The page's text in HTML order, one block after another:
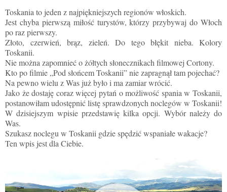
Toskania to jeden z najpiękniejszych regionów włoskich.
Jest chyba pierwszą miłość turystów, którzy przybywaj do Włoch
po raz pierwszy.
Złoto, czerwień, brąz, zieleń. Do tego błękit nieba. Kolory
Toskanii.
Nie można zapomnieć o żółtych słonecznikach filmowej Cortony.
Kto po filmie „Pod słońcem Toskanii” nie zapragnął tam pojechać?
Na pewno wielu z Was już było i ma zamiar wrócić.
Jako że dostaję coraz więcej pytań o możliwość spania w Toskanii,
postanowiłam udostępnić listę sprawdzonych noclegów w Toskanii!
W dzisiejszym wpisie przedstawię kilka opcji. Wybór należy do
Was.
Szukasz noclegu w Toskanii gdzie spędzić wspaniałe wakacje?
Ten wpis jest dla Ciebie.